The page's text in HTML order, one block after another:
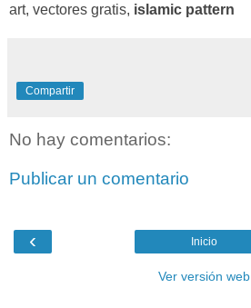
art, vectores gratis, islamic pattern
Compartir
No hay comentarios:
Publicar un comentario
‹ Inicio
Ver versión web